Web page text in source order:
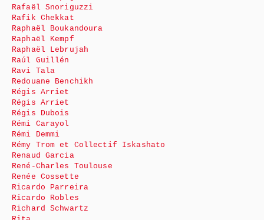
Rafaël Snoriguzzi
Rafik Chekkat
Raphaël Boukandoura
Raphaël Kempf
Raphaël Lebrujah
Raúl Guillén
Ravi Tala
Redouane Benchikh
Régis Arriet
Régis Arriet
Régis Dubois
Rémi Carayol
Rémi Demmi
Rémy Trom et Collectif Iskashato
Renaud Garcia
René-Charles Toulouse
Renée Cossette
Ricardo Parreira
Ricardo Robles
Richard Schwartz